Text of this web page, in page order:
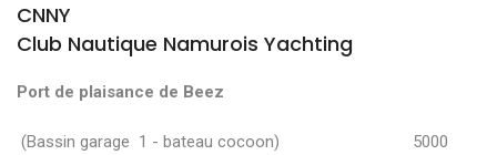
CNNY
Club Nautique Namurois Yachting
Port de plaisance de Beez
(Bassin garage 1 - bateau cocoon) 5000